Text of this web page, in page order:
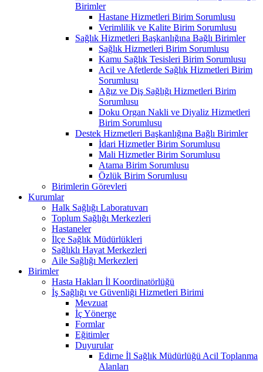
Birimler
Hastane Hizmetleri Birim Sorumlusu
Verimlilik ve Kalite Birim Sorumlusu
Sağlık Hizmetleri Başkanlığına Bağlı Birimler
Sağlık Hizmetleri Birim Sorumlusu
Kamu Sağlık Tesisleri Birim Sorumlusu
Acil ve Afetlerde Sağlık Hizmetleri Birim
Sorumlusu
Ağız ve Diş Sağlığı Hizmetleri Birim
Sorumlusu
Doku Organ Nakli ve Diyaliz Hizmetleri
Birim Sorumlusu
Destek Hizmetleri Başkanlığına Bağlı Birimler
İdari Hizmetler Birim Sorumlusu
Mali Hizmetler Birim Sorumlusu
Atama Birim Sorumlusu
Özlük Birim Sorumlusu
Birimlerin Görevleri
Kurumlar
Halk Sağlığı Laboratuvarı
Toplum Sağlığı Merkezleri
Hastaneler
İlçe Sağlık Müdürlükleri
Sağlıklı Hayat Merkezleri
Aile Sağlığı Merkezleri
Birimler
Hasta Hakları İl Koordinatörlüğü
İş Sağlığı ve Güvenliği Hizmetleri Birimi
Mevzuat
İç Yönerge
Formlar
Eğitimler
Duyurular
Edirne İl Sağlık Müdürlüğü Acil Toplanma
Alanları